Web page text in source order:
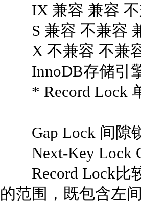
IX 兼容 兼容 不
S 兼容 不兼容
X 不兼容 不兼容
InnoDB存储引擎
* Record Lock
Gap Lock 间隙锁
Next-Key Lock
Record Lock比较
的范围，既包含左